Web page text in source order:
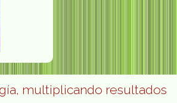
multiplicando resultados